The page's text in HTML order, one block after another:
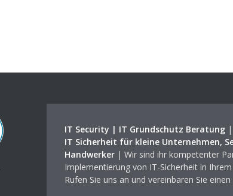
IT Security | IT Grundschutz Beratung|
IT Sicherheit für kleine Unternehmen,
Handwerker| Wir sind ihr kompetenter
Implementierung von IT-Sicherheit in
Rufen Sie uns an und vereinbaren Sie